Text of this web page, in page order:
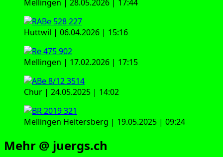
Mellingen | 28.05.2026 | 17:44
Huttwil | 06.04.2026 | 15:16
Mellingen | 17.02.2026 | 17:15
Chur | 24.05.2025 | 14:02
Mellingen Heitersberg | 19.05.2025 | 09:24
Mehr @ juergs.ch